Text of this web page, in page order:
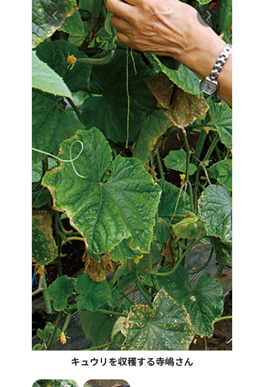
キュウリを収穫する寺嶋さん